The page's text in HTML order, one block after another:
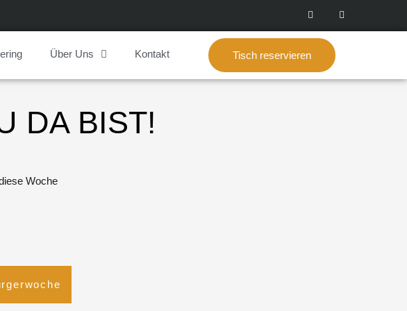
Über Uns Kontakt Tisch reservieren
DA BIST!
Woche